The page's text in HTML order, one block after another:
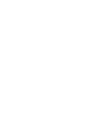
này
Vietcetera